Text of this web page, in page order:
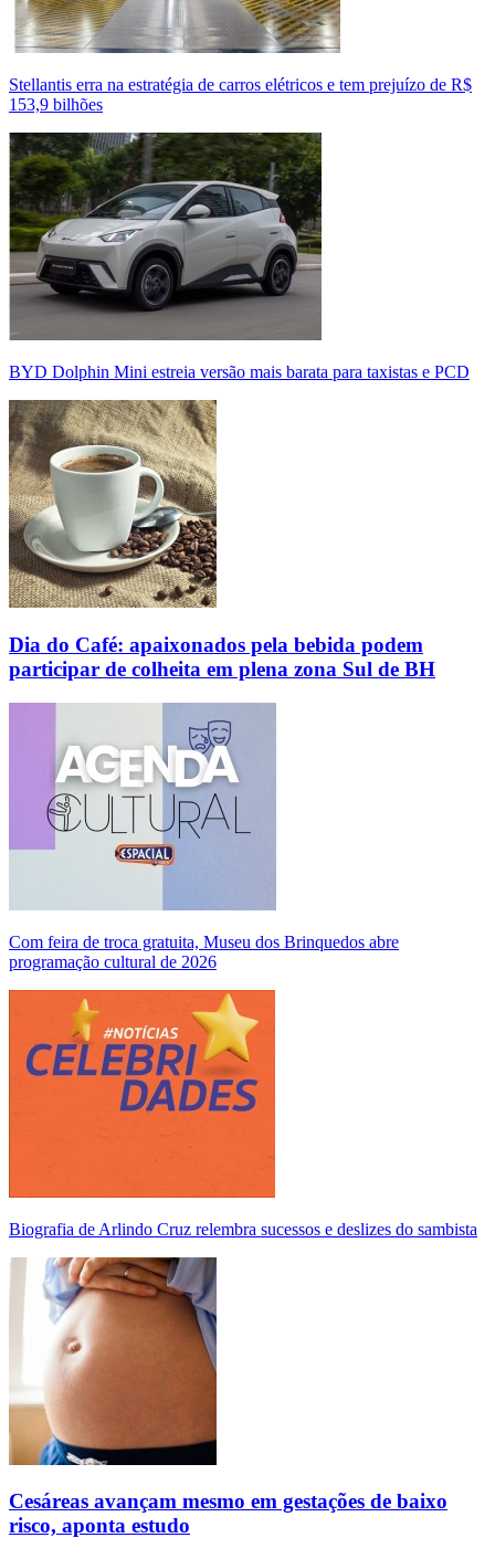
Stellantis erra na estratégia de carros elétricos e tem prejuízo de R$
153,9 bilhões
BYD Dolphin Mini estreia versão mais barata para taxistas e PCD
Dia do Café: apaixonados pela bebida podem
participar de colheita em plena zona Sul de BH
Com feira de troca gratuita, Museu dos Brinquedos abre
programação cultural de 2026
Biografia de Arlindo Cruz relembra sucessos e deslizes do sambista
Cesáreas avançam mesmo em gestações de baixo
risco, aponta estudo